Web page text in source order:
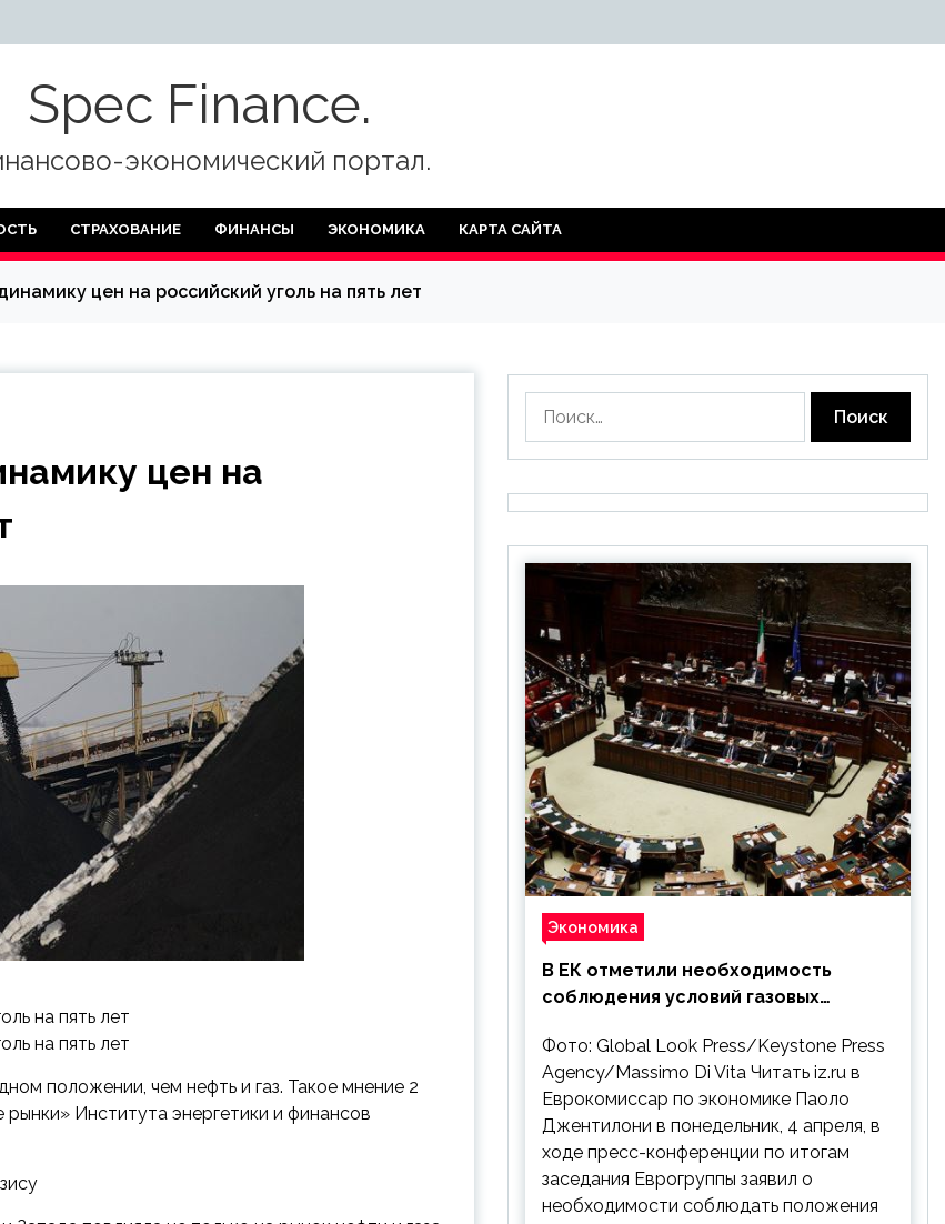
Spec Finance.
экономический портал.
СТРАХОВАНИЕ ФИНАНСЫ ЭКОНОМИКА КАРТА САЙТА
цен на российский уголь на пять лет
цен на
положении, чем нефть и газ. Такое мнение 2
Института энергетики и финансов
Экономика
В ЕК отметили необходимость
соблюдения условий газовых
Фото: Global Look Press/Keystone Press
Agency/Massimo Di Vita Читать iz.ru в
Еврокомиссар по экономике Паоло
Джентилони в понедельник, 4 апреля, в
ходе пресс-конференции по итогам
заседания Еврогруппы заявил о
необходимости соблюдать положения